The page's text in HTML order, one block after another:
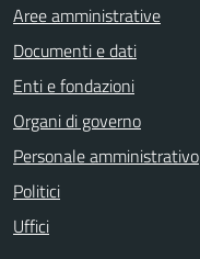
Aree amministrative
Documenti e dati
Enti e fondazioni
Organi di governo
Personale amministrativo
Politici
Uffici